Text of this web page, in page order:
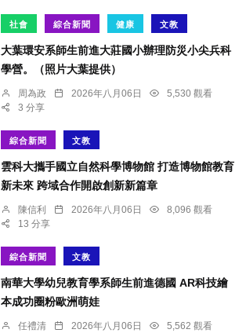
社會 綜合新聞 健康 文教
大葉環安系師生前進大莊國小辦理防災小尖兵科
學營。（照片大葉提供）
周為政 2026年八月06日
5,530 觀看
3 分享
綜合新聞 文教
雲科大攜手國立自然科學博物館 打造博物館教育
新未來 跨域合作開啟創新新篇章
陳信利 2026年八月06日
8,096 觀看
13 分享
綜合新聞 文教
南華大學幼兒教育學系師生前進德國 AR科技繪
本成功圈粉歐洲萌娃
任禮清 2026年八月06日
5,562 觀看